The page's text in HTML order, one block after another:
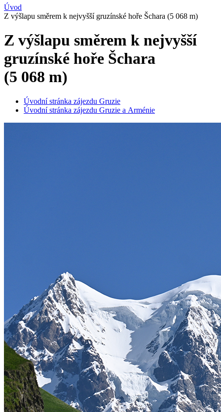
Úvod
Z výšlapu směrem k nejvyšší gruzínské hoře Šchara (5 068 m)
Z výšlapu směrem k nejvyšší
gruzínské hoře Šchara
(5 068 m)
Úvodní stránka zájezdu Gruzie
Úvodní stránka zájezdu Gruzie a Arménie